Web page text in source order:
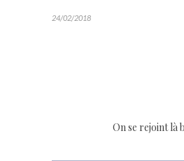
24/02/2018
On se rejoint là